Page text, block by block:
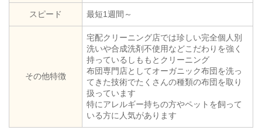
スピード 最短1週間～
その他特徴
宅配クリーニング店では珍しい完全個人別
洗いや合成洗剤不使用などこだわりを強く
持っているしももとクリーニング
布団専門店としてオーガニック布団を洗っ
てきた技術でたくさんの種類の布団を取り
扱っています
特にアレルギー持ちの方やペットを飼って
いる方に人気があります